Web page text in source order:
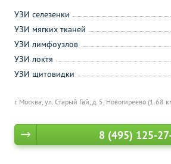
г. Москва, ул. Старый Гай, д. 5, Новогиреево (1.68
УЗИ селезенки
УЗИ мягких тканей
УЗИ лимфоузлов
УЗИ локтя
УЗИ щитовидки
8 (495) 125-